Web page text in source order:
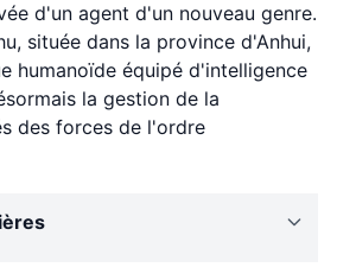
d'un agent d'un nouveau genre.
située dans la province d'Anhui,
humanoïde équipé d'intelligence
la gestion de la
des forces de l'ordre